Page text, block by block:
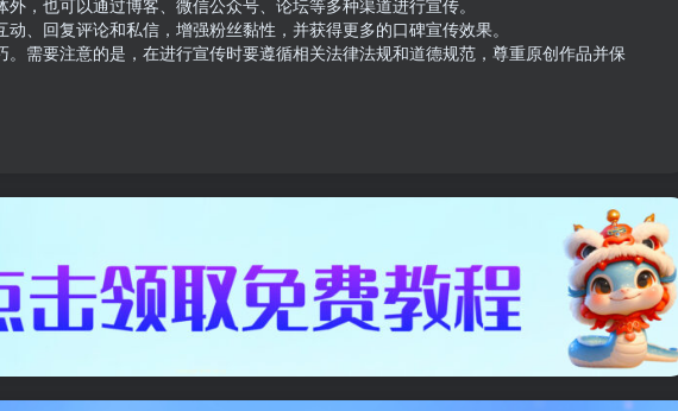
、回复评论和私信，增强粉丝黏性，并获得更多的口碑宣传效果。
。需要注意的是，在进行宣传时要遵循相关法律法规和道德规范，尊重原创作品并保